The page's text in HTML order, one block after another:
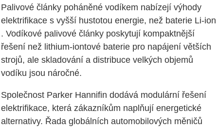
Palivové články poháněné vodíkem nabízejí výhody
elektrifikace s vyšší hustotou energie, než baterie Li-ion
. Vodíkové palivové články poskytují kompaktnější
řešení než lithium-iontové baterie pro napájení větších
strojů, ale skladování a distribuce velkých objemů
vodíku jsou náročné.
Společnost Parker Hannifin dodává modulární řešení
elektrifikace, která zákazníkům naplňují energetické
alternativy. Řada globálních automobilových měničů